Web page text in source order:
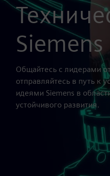
Общайтесь с лидерами
отправляйтесь в путь к
идеями Siemens в
устойчивого развития.